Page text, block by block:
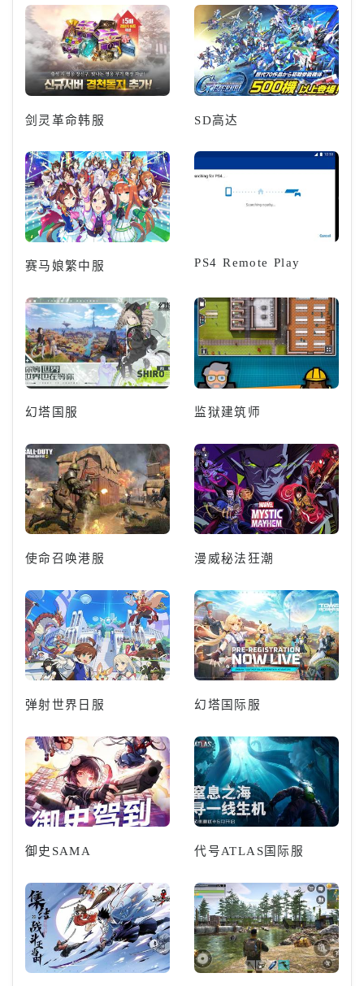
剑灵革命韩服 SD高达
赛马娘繁中服 PS4 Remote Play
幻塔国服 监狱建筑师
使命召唤港服 漫威秘法狂潮
弹射世界日服 幻塔国际服
御史SAMA 代号ATLAS国际服